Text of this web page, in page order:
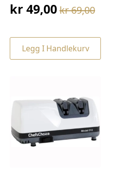
kr69,00
Opprinnelig
var:
kr 69,00.
kr 49,00
Nåværende
er:
kr 49,00.
Legg I Handlekurv